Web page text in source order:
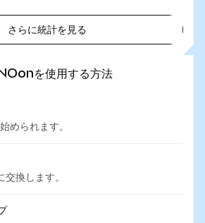
さらに統計を見る
を使用する方法
められます。
換します。